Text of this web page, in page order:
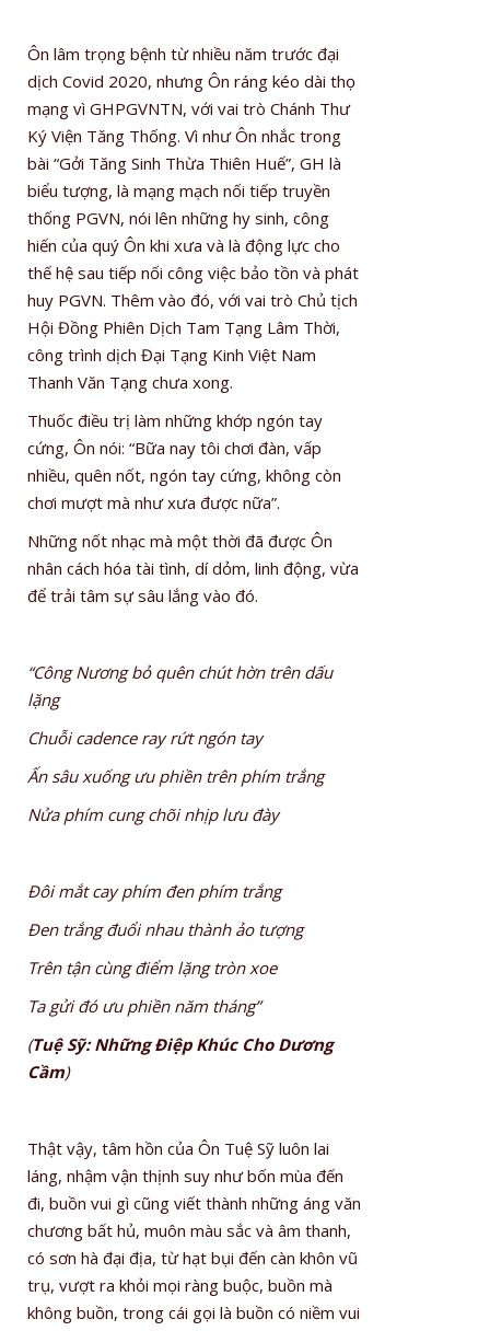
Ôn lâm trọng bệnh từ nhiều năm trước đại
dịch Covid 2020, nhưng Ôn ráng kéo dài thọ
mạng vì GHPGVNTN, với vai trò Chánh Thư
Ký Viện Tăng Thống. Vì như Ôn nhắc trong
bài “Gởi Tăng Sinh Thừa Thiên Huế”, GH là
biểu tượng, là mạng mạch nối tiếp truyền
thống PGVN, nói lên những hy sinh, công
hiến của quý Ôn khi xưa và là động lực cho
thế hệ sau tiếp nối công việc bảo tồn và phát
huy PGVN. Thêm vào đó, với vai trò Chủ tịch
Hội Đồng Phiên Dịch Tam Tạng Lâm Thời,
công trình dịch Đại Tạng Kinh Việt Nam
Thanh Văn Tạng chưa xong.
Thuốc điều trị làm những khớp ngón tay
cứng, Ôn nói: “Bữa nay tôi chơi đàn, vấp
nhiều, quên nốt, ngón tay cứng, không còn
chơi mượt mà như xưa được nữa”.
Những nốt nhạc mà một thời đã được Ôn
nhân cách hóa tài tình, dí dỏm, linh động, vừa
để trải tâm sự sâu lắng vào đó.
“Công Nương bỏ quên chút hờn trên dấu
lặng
Chuỗi cadence ray rứt ngón tay
Ấn sâu xuống ưu phiền trên phím trắng
Nửa phím cung chõi nhịp lưu đày
Đôi mắt cay phím đen phím trắng
Đen trắng đuổi nhau thành ảo tượng
Trên tận cùng điểm lặng tròn xoe
Ta gửi đó ưu phiền năm tháng”
(Tuệ Sỹ: Những Điệp Khúc Cho Dương
Cầm)
Thật vậy, tâm hồn của Ôn Tuệ Sỹ luôn lai
láng, nhậm vận thịnh suy như bốn mùa đến
đi, buồn vui gì cũng viết thành những áng văn
chương bất hủ, muôn màu sắc và âm thanh,
có sơn hà đại địa, từ hạt bụi đến càn khôn vũ
trụ, vượt ra khỏi mọi ràng buộc, buồn mà
không buồn, trong cái gọi là buồn có niềm vui